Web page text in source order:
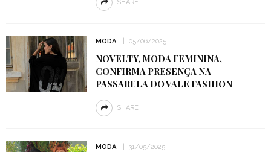
SHARE
MODA 05/06/2025
NOVELTY, MODA FEMININA,
CONFIRMA PRESENÇA NA
PASSARELA DO VALE FASHION
SHARE
MODA 31/05/2025